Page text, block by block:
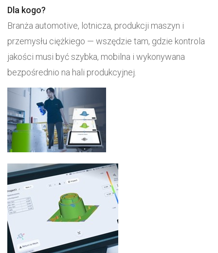
Dla kogo?
Branża automotive, lotnicza, produkcji maszyn i
przemysłu ciężkiego — wszędzie tam, gdzie kontrola
jakości musi być szybka, mobilna i wykonywana
bezpośrednio na hali produkcyjnej.